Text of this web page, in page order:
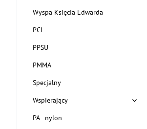
Wyspa Księcia Edwarda
PCL
PPSU
PMMA
Specjalny
Wspierający
PA - nylon